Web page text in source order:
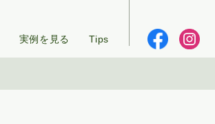
実例を見る Tips